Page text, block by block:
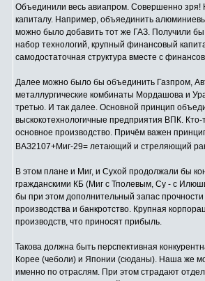
Объединили весь авиапром. Совершенно
капиталу. Например, объяединить
можно было добавить тот же ГАЗ. Получили
набор технологий, крупный финансовый
самодостаточная структура вместе с
Далее можно было бы объединить Газпром,
металлургические комбинаты Мордашова и
третью. И так далее. Основной принцип
выскокотехнологичные предприятия ВПК. Кто-
основное производство. Причём важен
ВАЗ2107+Миг-29= летающий и стреляющий
В этом плане и Миг, и Сухой продолжали бы
гражданскими КБ (Миг с Тполевым, Су - с
бы при этом дополнительный запас
производства и банкротство. Крупная
производств, что приносят прибыль.
Такова должна быть перспективная
Корее (чеболи) и Японии (сюданы). Наша же
именно по отраслям. При этом страдают